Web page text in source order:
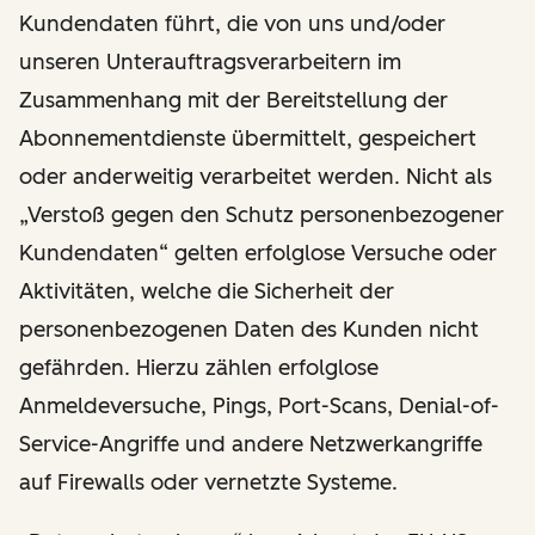
Kundendaten führt, die von uns und/oder
unseren Unterauftragsverarbeitern im
Zusammenhang mit der Bereitstellung der
Abonnementdienste übermittelt, gespeichert
oder anderweitig verarbeitet werden. Nicht als
„Verstoß gegen den Schutz personenbezogener
Kundendaten“ gelten erfolglose Versuche oder
Aktivitäten, welche die Sicherheit der
personenbezogenen Daten des Kunden nicht
gefährden. Hierzu zählen erfolglose
Anmeldeversuche, Pings, Port-Scans, Denial-of-
Service-Angriffe und andere Netzwerkangriffe
auf Firewalls oder vernetzte Systeme.